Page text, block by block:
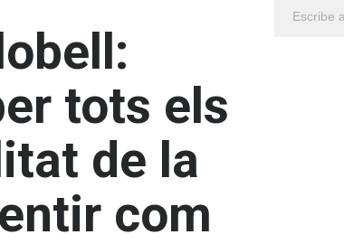
tots els
de la
com